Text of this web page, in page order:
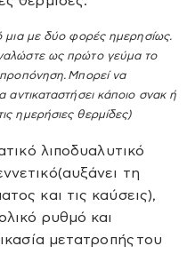
μια με δύο φορές ημερησίως.
ως πρώτο γεύμα το
Μπορεί να
αντικαταστήσει κάποιο σνακ ή
ημερήσιες θερμίδες)
λιποδυαλυτικό
τη
και τις καύσεις),
ρυθμό και
μετατροπής του